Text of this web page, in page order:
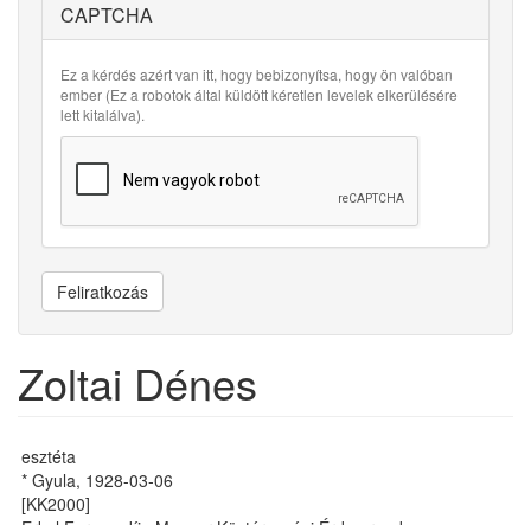
CAPTCHA
Ez a kérdés azért van itt, hogy bebizonyítsa, hogy ön valóban
ember (Ez a robotok által küldött kéretlen levelek elkerülésére
lett kitalálva).
Feliratkozás
Zoltai Dénes
esztéta
* Gyula, 1928-03-06
[KK2000]